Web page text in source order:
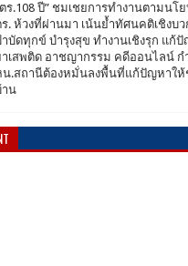
ร.108 ปี” ชมเชยการทำงานตามนโ
ร. ห้วงที่ผ่านมา เน้นย้ำทัศนคติเชิงบว
บัดทุกข์ บำรุงสุข ทำงานเชิงรุก แก้
าเสพติด อาชญากรรม คดีออนไลน์ ก
.สถานีต้องหมั่นลงพื้นที่แก้ปัญหาให้
น